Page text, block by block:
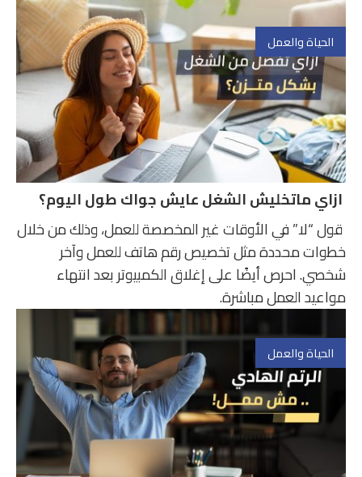
الحياة والعمل
ازاي ماتخليش الشغل عايش جواك طول اليوم؟
قول “لا” في الأوقات غير المخصصة للعمل، وذلك من خلال
خطوات محددة مثل تخصيص رقم هاتف للعمل وآخر
شخصي. احرص أيضًا على إغلاق الكمبيوتر بعد انتهاء
مواعيد العمل مباشرة.
الحياة والعمل